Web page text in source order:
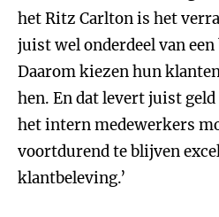
het Ritz Carlton is het
juist wel onderdeel van
Daarom kiezen hun
hen. En dat levert juist
het intern medewerkers
voortdurend te blijven
klantbeleving.’